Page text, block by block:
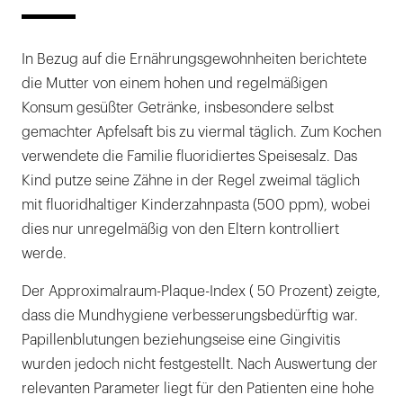
In Bezug auf die Ernährungsgewohnheiten berichtete
die Mutter von einem hohen und regelmäßigen
Konsum gesüßter Getränke, insbesondere selbst
gemachter Apfelsaft bis zu viermal täglich. Zum Kochen
verwendete die Familie fluoridiertes Speisesalz. Das
Kind putze seine Zähne in der Regel zweimal täglich
mit fluoridhaltiger Kinderzahnpasta (500 ppm), wobei
dies nur unregelmäßig von den Eltern kontrolliert
werde.
Der Approximalraum-Plaque-Index ( 50 Prozent) zeigte,
dass die Mundhygiene verbesserungsbedürftig war.
Papillenblutungen beziehungseise eine Gingivitis
wurden jedoch nicht festgestellt. Nach Auswertung der
relevanten Parameter liegt für den Patienten eine hohe